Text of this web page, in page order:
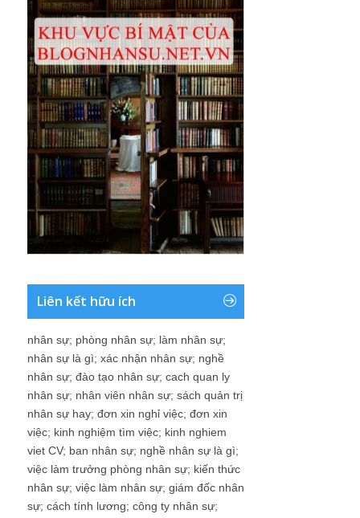
Liên kết hữu ích
nhân sự; phòng nhân sự; làm nhân sự;
nhân sự là gì; xác nhận nhân sự; nghề
nhân sự; đào tạo nhân sự; cach quan ly
nhân sự; nhân viên nhân sự; sách quản trị
nhân sự hay; đơn xin nghỉ việc; đơn xin
việc; kinh nghiệm tìm việc; kinh nghiem
viet CV; ban nhân sự; nghề nhân sự là gì;
việc làm trưởng phòng nhân sự; kiến thức
nhân sự; việc làm nhân sự; giám đốc nhân
sự; cách tính lương; công ty nhân sự;